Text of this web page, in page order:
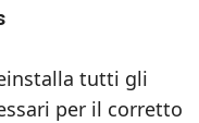
tutti gli
per il corretto